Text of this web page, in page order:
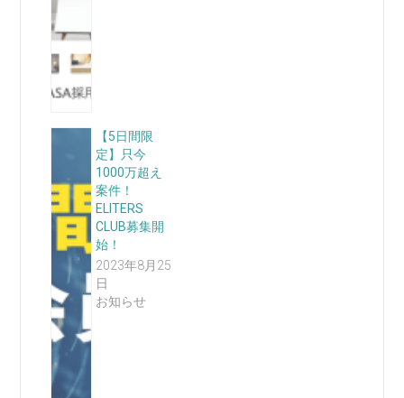
【5日間限
定】只今
1000万超え
案件！
ELITERS
CLUB募集開
始！
2023年8月25
日
お知らせ